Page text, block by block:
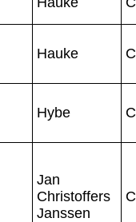
Hauke
Hybe
Jan
Christoffers
Janssen